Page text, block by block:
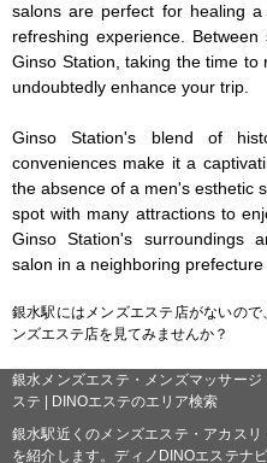
salons are perfect for healing
refreshing experience.
Ginso Station, taking the time
undoubtedly enhance your trip.
Ginso Station's blend of
conveniences make it a
the absence of a men's esthetic
spot with many attractions to
Ginso Station's surroundings
salon in a neighboring
銀水駅にはメンズエステ店がないの
ンズエステ店を見てみませんか？
銀水メンズエステ・メンズマッサー
ステ | DINOエステのエリア検索
銀水駅近くのメンズエステ・アカス
を紹介します。ディノDINOエステナ